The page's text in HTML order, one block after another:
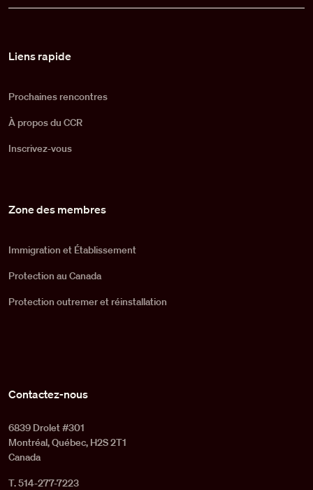
Liens rapide
Prochaines rencontres
À propos du CCR
Inscrivez-vous
Zone des membres
Immigration et Établissement
Protection au Canada
Protection outremer et réinstallation
Contactez-nous
6839 Drolet #301
Montréal, Québec, H2S 2T1
Canada
T. 514-277-7223